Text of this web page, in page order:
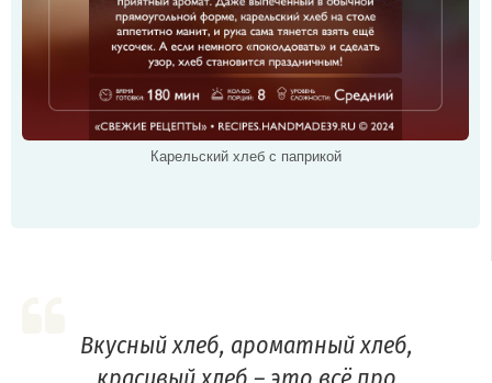
Карельский хлеб с паприкой
Вкусный хлеб, ароматный хлеб,